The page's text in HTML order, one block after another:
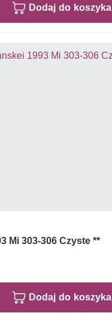
Dodaj do koszyka
Mi 303-306 Czyste **
Dodaj do koszyka